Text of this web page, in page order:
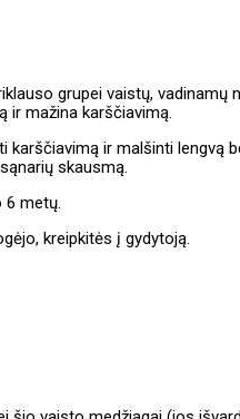
grupei vaistų, vadinamų
ir mažina karščiavimą.
karščiavimą ir malšinti lengvą
skausmą.
6 metų.
kreipkitės į gydytoją.